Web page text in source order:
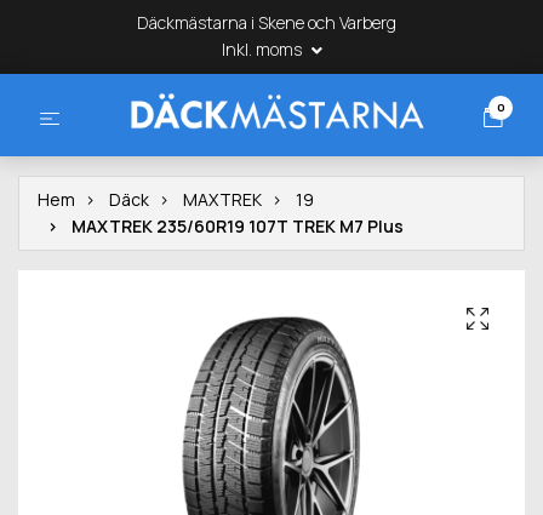
Däckmästarna i Skene och Varberg
Inkl. moms
0
Hem Däck MAXTREK
19
MAXTREK 235/60R19 107T TREK M7 Plus